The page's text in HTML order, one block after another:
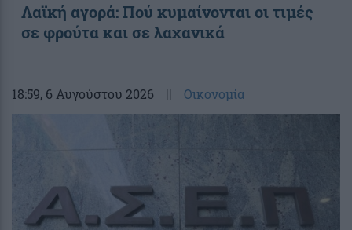
Λαϊκή αγορά: Πού κυμαίνονται οι τιμές
σε φρούτα και σε λαχανικά
18:59, 6 Αυγούστου 2026 || Οικονομία